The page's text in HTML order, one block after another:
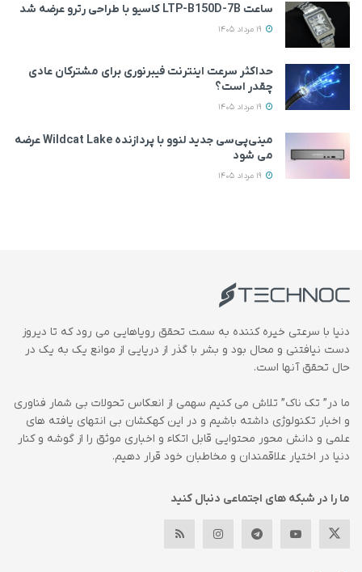
ساعت LTP-B150D-7B کاسیو با طراحی رترو عرضه شد
حداکثر سرعت اینترنت فیبرنوری برای مشترکان عادی
چقدر است؟
مینی‌پی‌سی جدید لنوو با پردازنده Wildcat Lake عرضه
می‌ شود
دنیا با سرعتی خیره کننده به سمت تحقق رویاهایی می رود که تا دیروز
دست نیافتنی و محال بود و بشر با گذر از دریایی از موانع یک به یک در
حال تحقق آنها است.
ما در” تک ناک” تلاش می کنیم سهمی از انعکاس تحولات بی شمار فناوری
و اخبار تکنولوژی داشته باشیم و در این کهکشان بی انتهای یافته های
علمی و دانش محور محتوایی قابل اتکاء و اخباری موثق را از گوشه و کنار
دنیا در اختیار علاقمندان و مخاطبان خود قرار دهیم.
ما را در شبکه های اجتماعی دنبال کنید